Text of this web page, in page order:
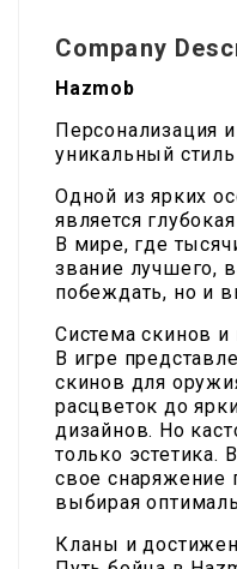
Company
Hazmob
Персонализация
уникальный
Одной из ярких
является
В мире, где
звание лучшего,
побеждать, но и
Система скинов
В игре
скинов для
расцветок до
дизайнов. Но
только эстетика.
свое снаряжение
выбирая
Кланы и